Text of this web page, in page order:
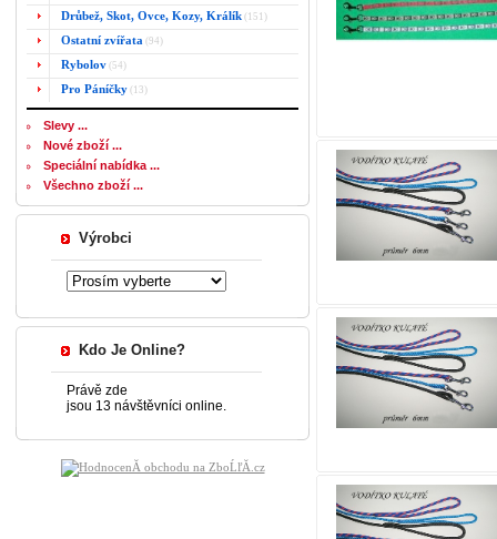
Drůbež, Skot, Ovce, Kozy, Králík (151)
Ostatní zvířata (94)
Rybolov (54)
Pro Páníčky (13)
Slevy ...
Nové zboží ...
Speciální nabídka ...
Všechno zboží ...
Výrobci
Kdo Je Online?
Právě zde
jsou 13 návštěvníci online.